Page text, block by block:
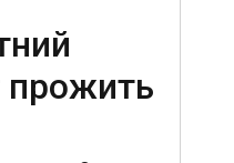
прожить